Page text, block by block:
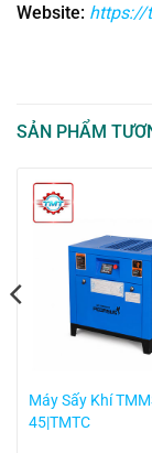
Website: https://
SẢN PHẨM
Máy Sấy Khí
45|TMTC